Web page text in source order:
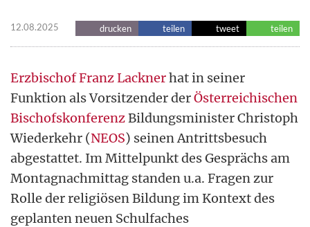
12.08.2025 drucken teilen tweet teilen
Erzbischof Franz Lacknerhat in seiner
Funktion als Vorsitzender derÖsterreichischen
BischofskonferenzBildungsminister Christoph
Wiederkehr (NEOS) seinen Antrittsbesuch
abgestattet. Im Mittelpunkt des Gesprächs am
Montagnachmittag standen u.a. Fragen zur
Rolle der religiösen Bildung im Kontext des
geplanten neuen Schulfaches